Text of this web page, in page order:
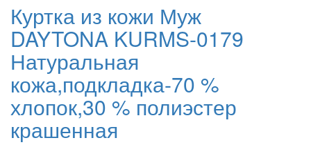
Куртка из кожи Муж
DAYTONA KURMS-0179
Натуральная
кожа,подкладка-70 %
хлопок,30 % полиэстер
крашенная